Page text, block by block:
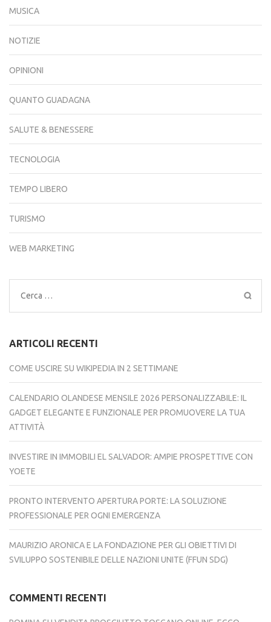
MUSICA
NOTIZIE
OPINIONI
QUANTO GUADAGNA
SALUTE & BENESSERE
TECNOLOGIA
TEMPO LIBERO
TURISMO
WEB MARKETING
Ricerca
per:
ARTICOLI RECENTI
COME USCIRE SU WIKIPEDIA IN 2 SETTIMANE
CALENDARIO OLANDESE MENSILE 2026 PERSONALIZZABILE: IL
GADGET ELEGANTE E FUNZIONALE PER PROMUOVERE LA TUA
ATTIVITÀ
INVESTIRE IN IMMOBILI EL SALVADOR: AMPIE PROSPETTIVE CON
YOETE
PRONTO INTERVENTO APERTURA PORTE: LA SOLUZIONE
PROFESSIONALE PER OGNI EMERGENZA
MAURIZIO ARONICA E LA FONDAZIONE PER GLI OBIETTIVI DI
SVILUPPO SOSTENIBILE DELLE NAZIONI UNITE (FFUN SDG)
COMMENTI RECENTI